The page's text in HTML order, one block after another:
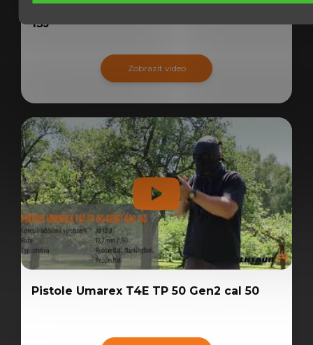
Revolver Umarex T4E TR 50 Gen2 cal 50
13J
Zobrazit video
Pistole Umarex T4E TP 50 Gen2 cal 50